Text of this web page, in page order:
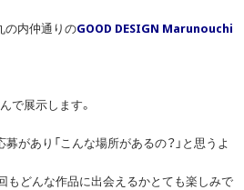
の内仲通りのGOOD DESIGN Marunouchi
で展示します。
があり「こんな場所があるの？」と思うよ
もどんな作品に出会えるかとても楽しみで